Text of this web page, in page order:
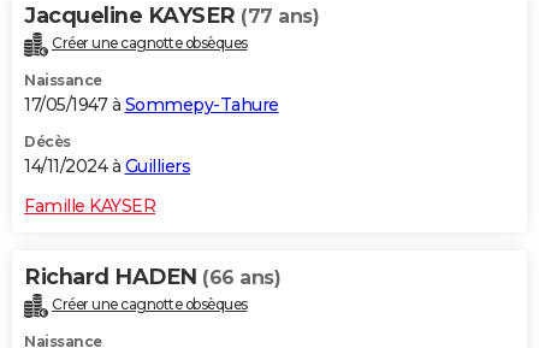
Jacqueline KAYSER (77 ans)
Créer une cagnotte obsèques
Naissance
17/05/1947 à Sommepy-Tahure
Décès
14/11/2024 à Guilliers
Famille KAYSER
Richard HADEN (66 ans)
Créer une cagnotte obsèques
Naissance